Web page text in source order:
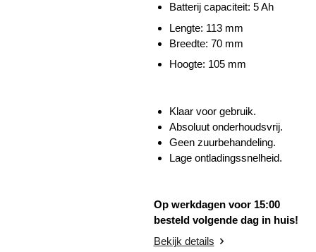
Batterij capaciteit: 5 Ah
Lengte: 113 mm
Breedte: 70 mm
Hoogte: 105 mm
Klaar voor gebruik.
Absoluut onderhoudsvrij.
Geen zuurbehandeling.
Lage ontladingssnelheid.
Op werkdagen voor 15:00
besteld volgende dag in huis!
Bekijk details